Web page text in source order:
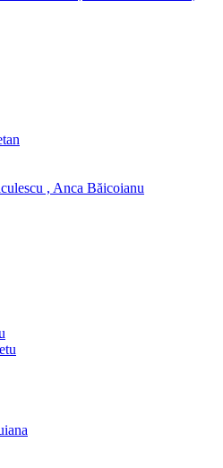
, Anca Băicoianu